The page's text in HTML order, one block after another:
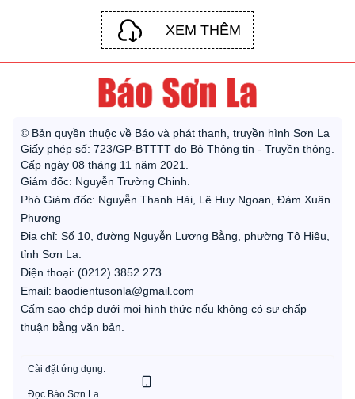
XEM THÊM
© Bản quyền thuộc về Báo và phát thanh, truyền hình Sơn La
Giấy phép số: 723/GP-BTTTT do Bộ Thông tin - Truyền thông.
Cấp ngày 08 tháng 11 năm 2021.
Giám đốc: Nguyễn Trường Chinh.
Phó Giám đốc: Nguyễn Thanh Hải, Lê Huy Ngoan, Đàm Xuân
Phương
Địa chỉ: Số 10, đường Nguyễn Lương Bằng, phường Tô Hiệu,
tỉnh Sơn La.
Điện thoại: (0212) 3852 273
Email: baodientusonla@gmail.com
Cấm sao chép dưới mọi hình thức nếu không có sự chấp
thuận bằng văn bản.
Cài đặt ứng dụng:
Đọc Báo Sơn La